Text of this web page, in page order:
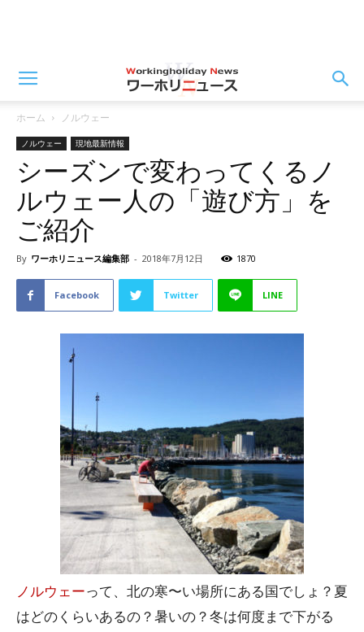
ホーム ノルウェー
ノルウェー 現地最新情報
シーズンで変わってくるノ
ルウェー人の「遊び方」を
ご紹介
By ワーホリニュース編集部 - 2018年7月12日 1870
Facebook Twitter LINE
ノルウェーって、北の寒〜い場所にある国でしょ？夏
はどのくらいあるの？暑いの？冬は何度まで下がる